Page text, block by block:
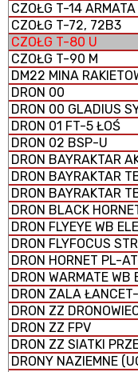
CZOŁG T-14 ARMATA
CZOŁG T-72, 72B3
CZOŁG T-80 U
CZOŁG T-90 M
DM22 MINA
DRON 00
DRON 00 GLADIUS
DRON 01 FT-5 ŁOŚ
DRON 02 BSP-U
DRON BAYRAKTAR
DRON BAYRAKTAR
DRON BAYRAKTAR
DRON BLACK
DRON FLYEYE WB
DRON FLYFOCUS
DRON HORNET PL-
DRON WARMATE WB
DRON ZALA
DRON ZZ
DRON ZZ FPV
DRON ZZ SIATKI
DRONY NAZIEMNE